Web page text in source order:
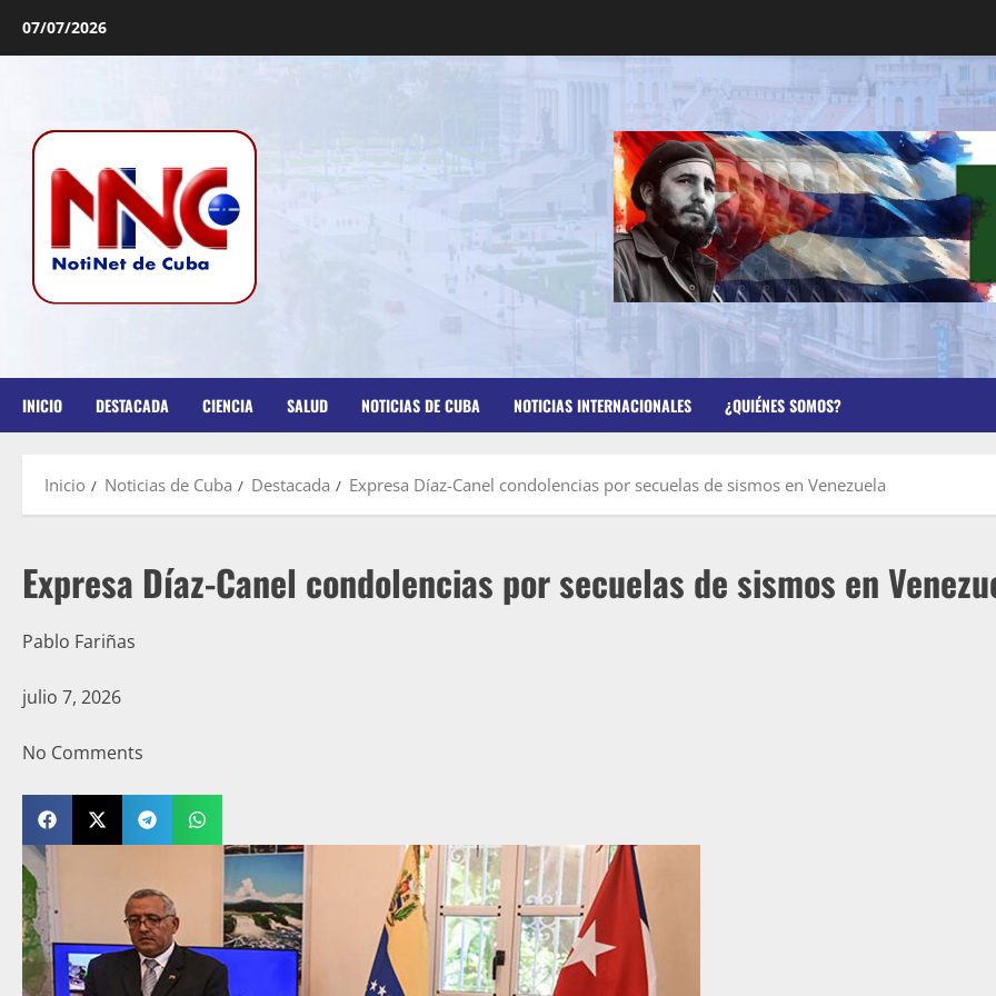
07/07/2026
INICIO DESTACADA CIENCIA SALUD NOTICIAS DE CUBA NOTICIAS INTERNACIONALES ¿QUIÉNES SOMOS?
Inicio Noticias de Cuba Destacada Expresa Díaz-Canel condolencias por secuelas de sismos en Venezuela
Expresa Díaz-Canel condolencias por secuelas de sismos en
Pablo Fariñas
julio 7, 2026
No Comments